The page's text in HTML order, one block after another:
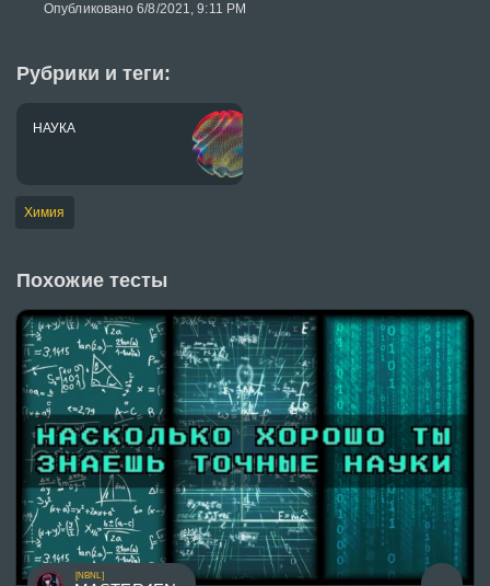
Опубликовано 6/8/2021, 9:11 PM
Рубрики и теги:
НАУКА
Химия
Похожие тесты
[NBNL]